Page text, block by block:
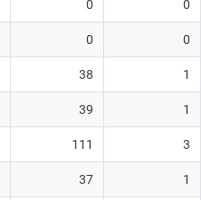
0 0
0 0
38 1
39 1
111 3
37 1